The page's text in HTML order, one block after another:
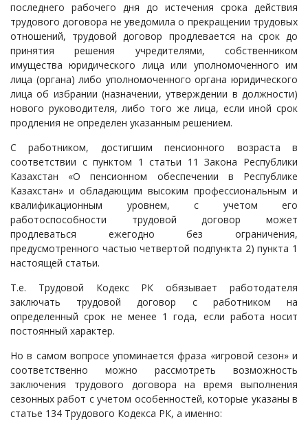
последнего рабочего дня до истечения срока действия
трудового договора не уведомила о прекращении трудовых
отношений, трудовой договор продлевается на срок до
принятия решения учредителями, собственником
имущества юридического лица или уполномоченного им
лица (органа) либо уполномоченного органа юридического
лица об избрании (назначении, утверждении в должности)
нового руководителя, либо того же лица, если иной срок
продления не определен указанным решением.
С работником, достигшим пенсионного возраста в
соответствии с пунктом 1 статьи 11 Закона Республики
Казахстан «О пенсионном обеспечении в Республике
Казахстан» и обладающим высоким профессиональным и
квалификационным уровнем, с учетом его
работоспособности трудовой договор может
продлеваться ежегодно без ограничения,
предусмотренного частью четвертой подпункта 2) пункта 1
настоящей статьи.
Т.е. Трудовой Кодекс РК обязывает работодателя
заключать трудовой договор с работником на
определенный срок не менее 1 года, если работа носит
постоянный характер.
Но в самом вопросе упоминается фраза «игровой сезон» и
соответственно можно рассмотреть возможность
заключения трудового договора на время выполнения
сезонных работ с учетом особенностей, которые указаны в
статье 134 Трудового Кодекса РК, а именно: